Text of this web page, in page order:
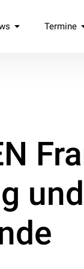
Künste
Termine